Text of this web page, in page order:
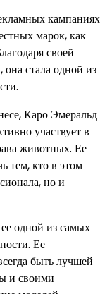
кампаниях
марок, как
своей
стала одной из
Каро Эмеральд
участвует в
животных. Ее
тем, кто в этом
но и
одной из самых
Ее
быть лучшей
и своими